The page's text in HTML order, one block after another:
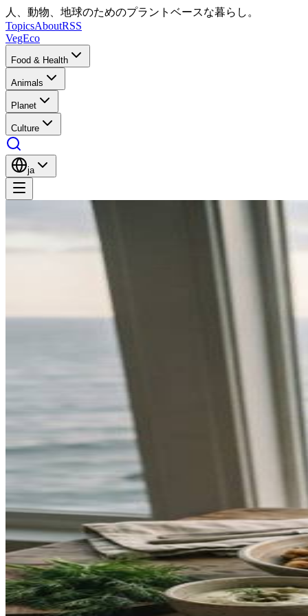
人、動物、地球のためのプラントベースな暮らし。
TopicsAboutRSS
VegEco
Food & Health
Animals
Planet
Culture
ja